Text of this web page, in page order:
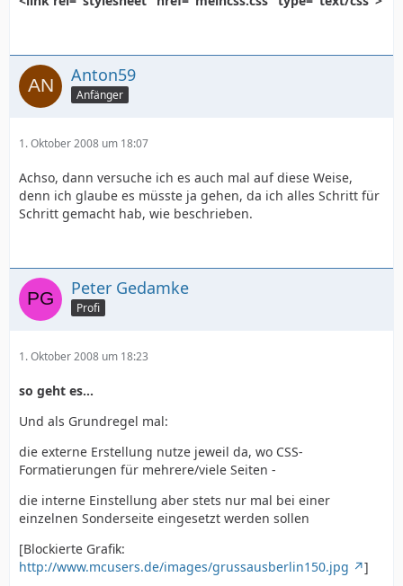
<p>Und nun ein normaler Absatz</p>
<p>Noch ein normaler Absatz</p>
Anton59
Anfänger
1. Oktober 2008 um 18:07
Achso, dann versuche ich es auch mal auf diese Weise,
denn ich glaube es müsste ja gehen, da ich alles Schritt für
Schritt gemacht hab, wie beschrieben.
Peter Gedamke
Profi
1. Oktober 2008 um 18:23
so geht es...
Und als Grundregel mal:
die externe Erstellung nutze jeweil da, wo CSS-
Formatierungen für mehrere/viele Seiten -
die interne Einstellung aber stets nur mal bei einer
einzelnen Sonderseite eingesetzt werden sollen
[Blockierte Grafik:
http://www.mcusers.de/images/grussausberlin150.jpg
]